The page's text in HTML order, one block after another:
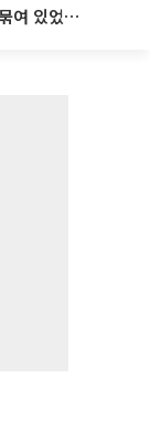
천안 교회서 11세 아동 사망…“침대에 묶여 있었다” 진술 확보